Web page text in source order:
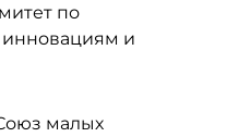
по
и
малых